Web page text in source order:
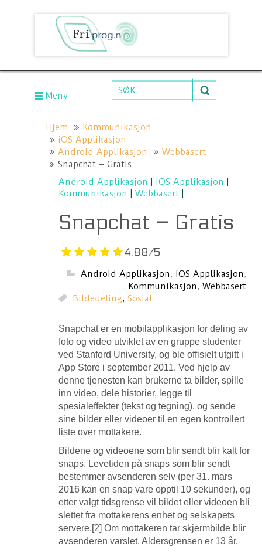
Meny
Hjem
Kommunikasjon
iOS Applikasjon
Android Applikasjon
Webbasert
Snapchat – Gratis
Android Applikasjon
iOS Applikasjon
Kommunikasjon
|Webbasert
Snapchat – Gratis
4.88/5
Android Applikasjon, iOS Applikasjon,
Kommunikasjon,Webbasert
Bildedeling,Sosial
Snapchat er en mobilapplikasjon for deling av
foto og video utviklet av en gruppe studenter
ved Stanford University, og ble offisielt utgitt i
App Store i september 2011. Ved hjelp av
denne tjenesten kan brukerne ta bilder, spille
inn video, dele historier, legge til
spesialeffekter (tekst og tegning), og sende
sine bilder eller videoer til en egen kontrollert
liste over mottakere.
Bildene og videoene som blir sendt blir kalt for
snaps. Levetiden på snaps som blir sendt
bestemmer avsenderen selv (per 31. mars
2016 kan en snap vare opptil 10 sekunder), og
etter valgt tidsgrense vil bildet eller videoen bli
slettet fra mottakerens enhet og selskapets
servere.[2] Om mottakeren tar skjermbilde blir
avsenderen varslet. Aldersgrensen er 13 år.